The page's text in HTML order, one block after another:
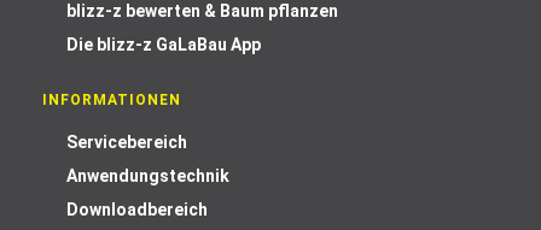
blizz-z bewerten & Baum pflanzen
Die blizz-z GaLaBau App
INFORMATIONEN
Servicebereich
Anwendungstechnik
Downloadbereich